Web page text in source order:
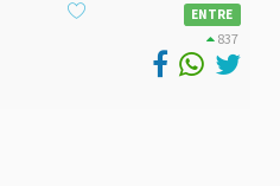
ENTRE
837